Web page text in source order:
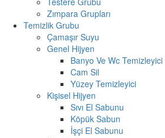
Zımpara Grupları
Temizlik Grubu
Çamaşır Suyu
Genel Hijyen
Banyo Ve Wc Temizleyici
Cam Sil
Yüzey Temizleyici
Kişisel Hijyen
Sıvı El Sabunu
Köpük Sabun
İşçi El Sabunu